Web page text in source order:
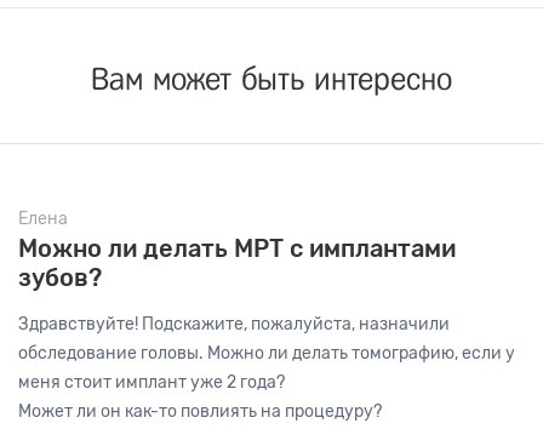
Вам может быть интересно
Елена
Можно ли делать МРТ с имплантами
зубов?
Здравствуйте! Подскажите, пожалуйста, назначили
обследование головы. Можно ли делать томографию, если у
меня стоит имплант уже 2 года?
Может ли он как-то повлиять на процедуру?